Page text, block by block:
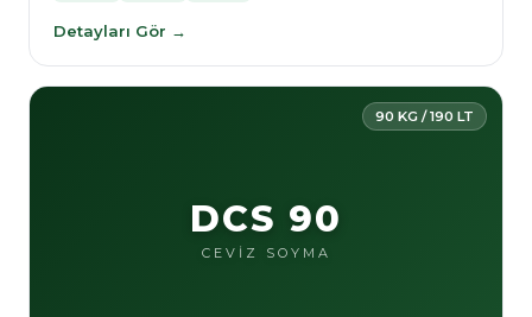
Detayları Gör →
90 KG / 190 LT
DCS 90
CEVİZ SOYMA